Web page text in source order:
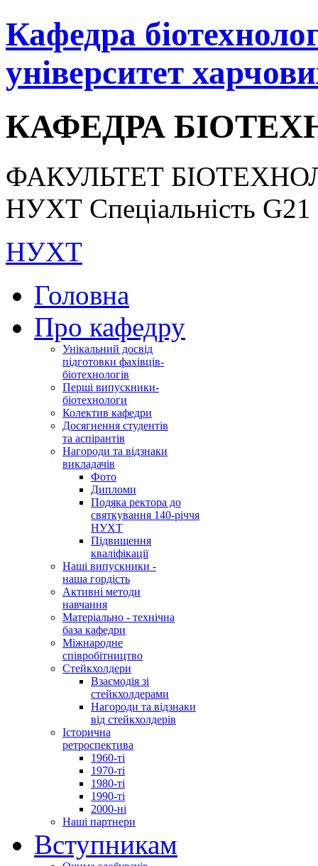
Кафедра
університет
КАФЕДРА
ФАКУЛЬТЕТ
НУХТ Спеціальність G21
НУХТ
Головна
Про кафедру
Унікальний досвід
підготовки фахівців-
біотехнологів
Перші випускники-
біотехнологи
Колектив кафедри
Досягнення студентів
та аспірантів
Нагороди та відзнаки
викладачів
Фото
Дипломи
Подяка ректора до
святкування 140-річчя
НУХТ
Підвищення
кваліфікації
Наші випускники -
наша гордість
Активні методи
навчання
Матеріально - технічна
база кафедри
Міжнародне
співробітництво
Стейкхолдери
Взаємодія зі
стейкхолдерами
Нагороди та відзнаки
від стейкхолдерів
Історична
ретроспектива
1960-ті
1970-ті
1980-ті
1990-ті
2000-ні
Наші партнери
Вступникам